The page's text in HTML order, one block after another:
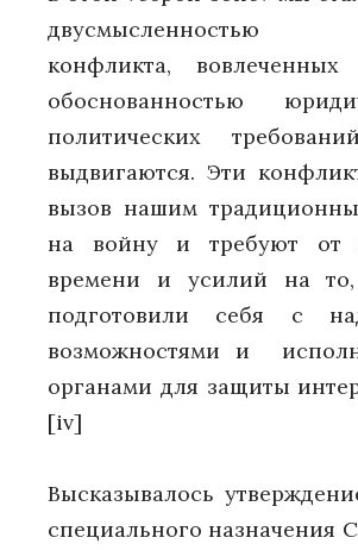
двусмысленностью
конфликта,
обоснованностью
политических
выдвигаются. Эти
вызов нашим
на войну и требуют от
времени и усилий на
подготовили себя с
возможностями и
органами для защиты
[iv]
Высказывалось
специального назначения